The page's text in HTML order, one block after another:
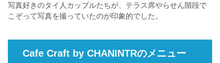
写真好きのタイ人カップルたちが、テラス席やらせん階段で
こぞって写真を撮っていたのが印象的でした。
Cafe Craft by CHANINTRのメニュー